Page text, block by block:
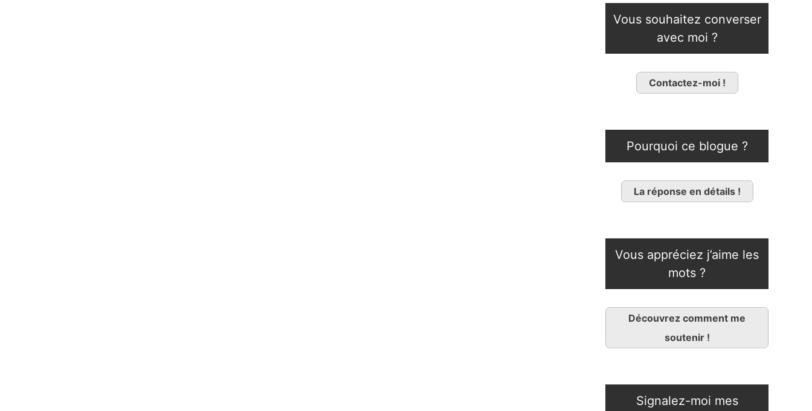
Vous souhaitez converser
avec moi ?
Contactez-moi !
Pourquoi ce blogue ?
La réponse en détails !
Vous appréciez j’aime les
mots ?
Découvrez comment me
soutenir !
Signalez-moi mes